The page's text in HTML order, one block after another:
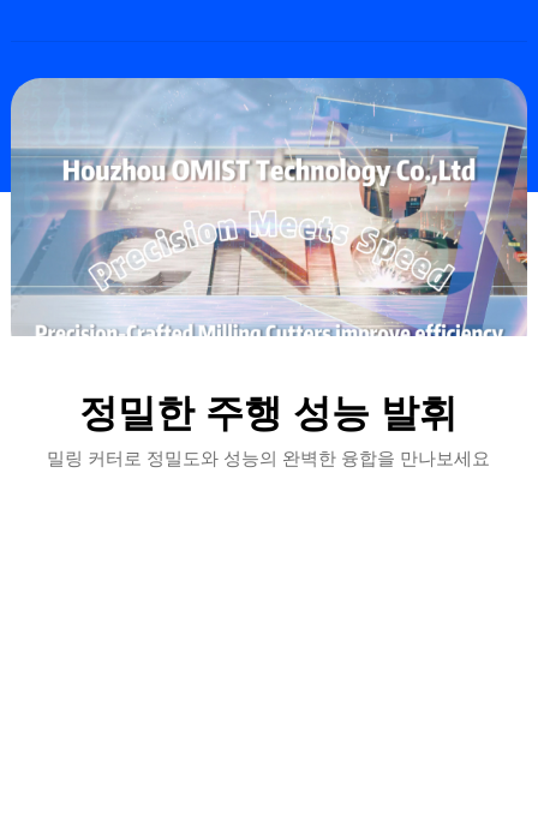
정밀한 주행 성능 발휘
밀링 커터로 정밀도와 성능의 완벽한 융합을 만나보세요